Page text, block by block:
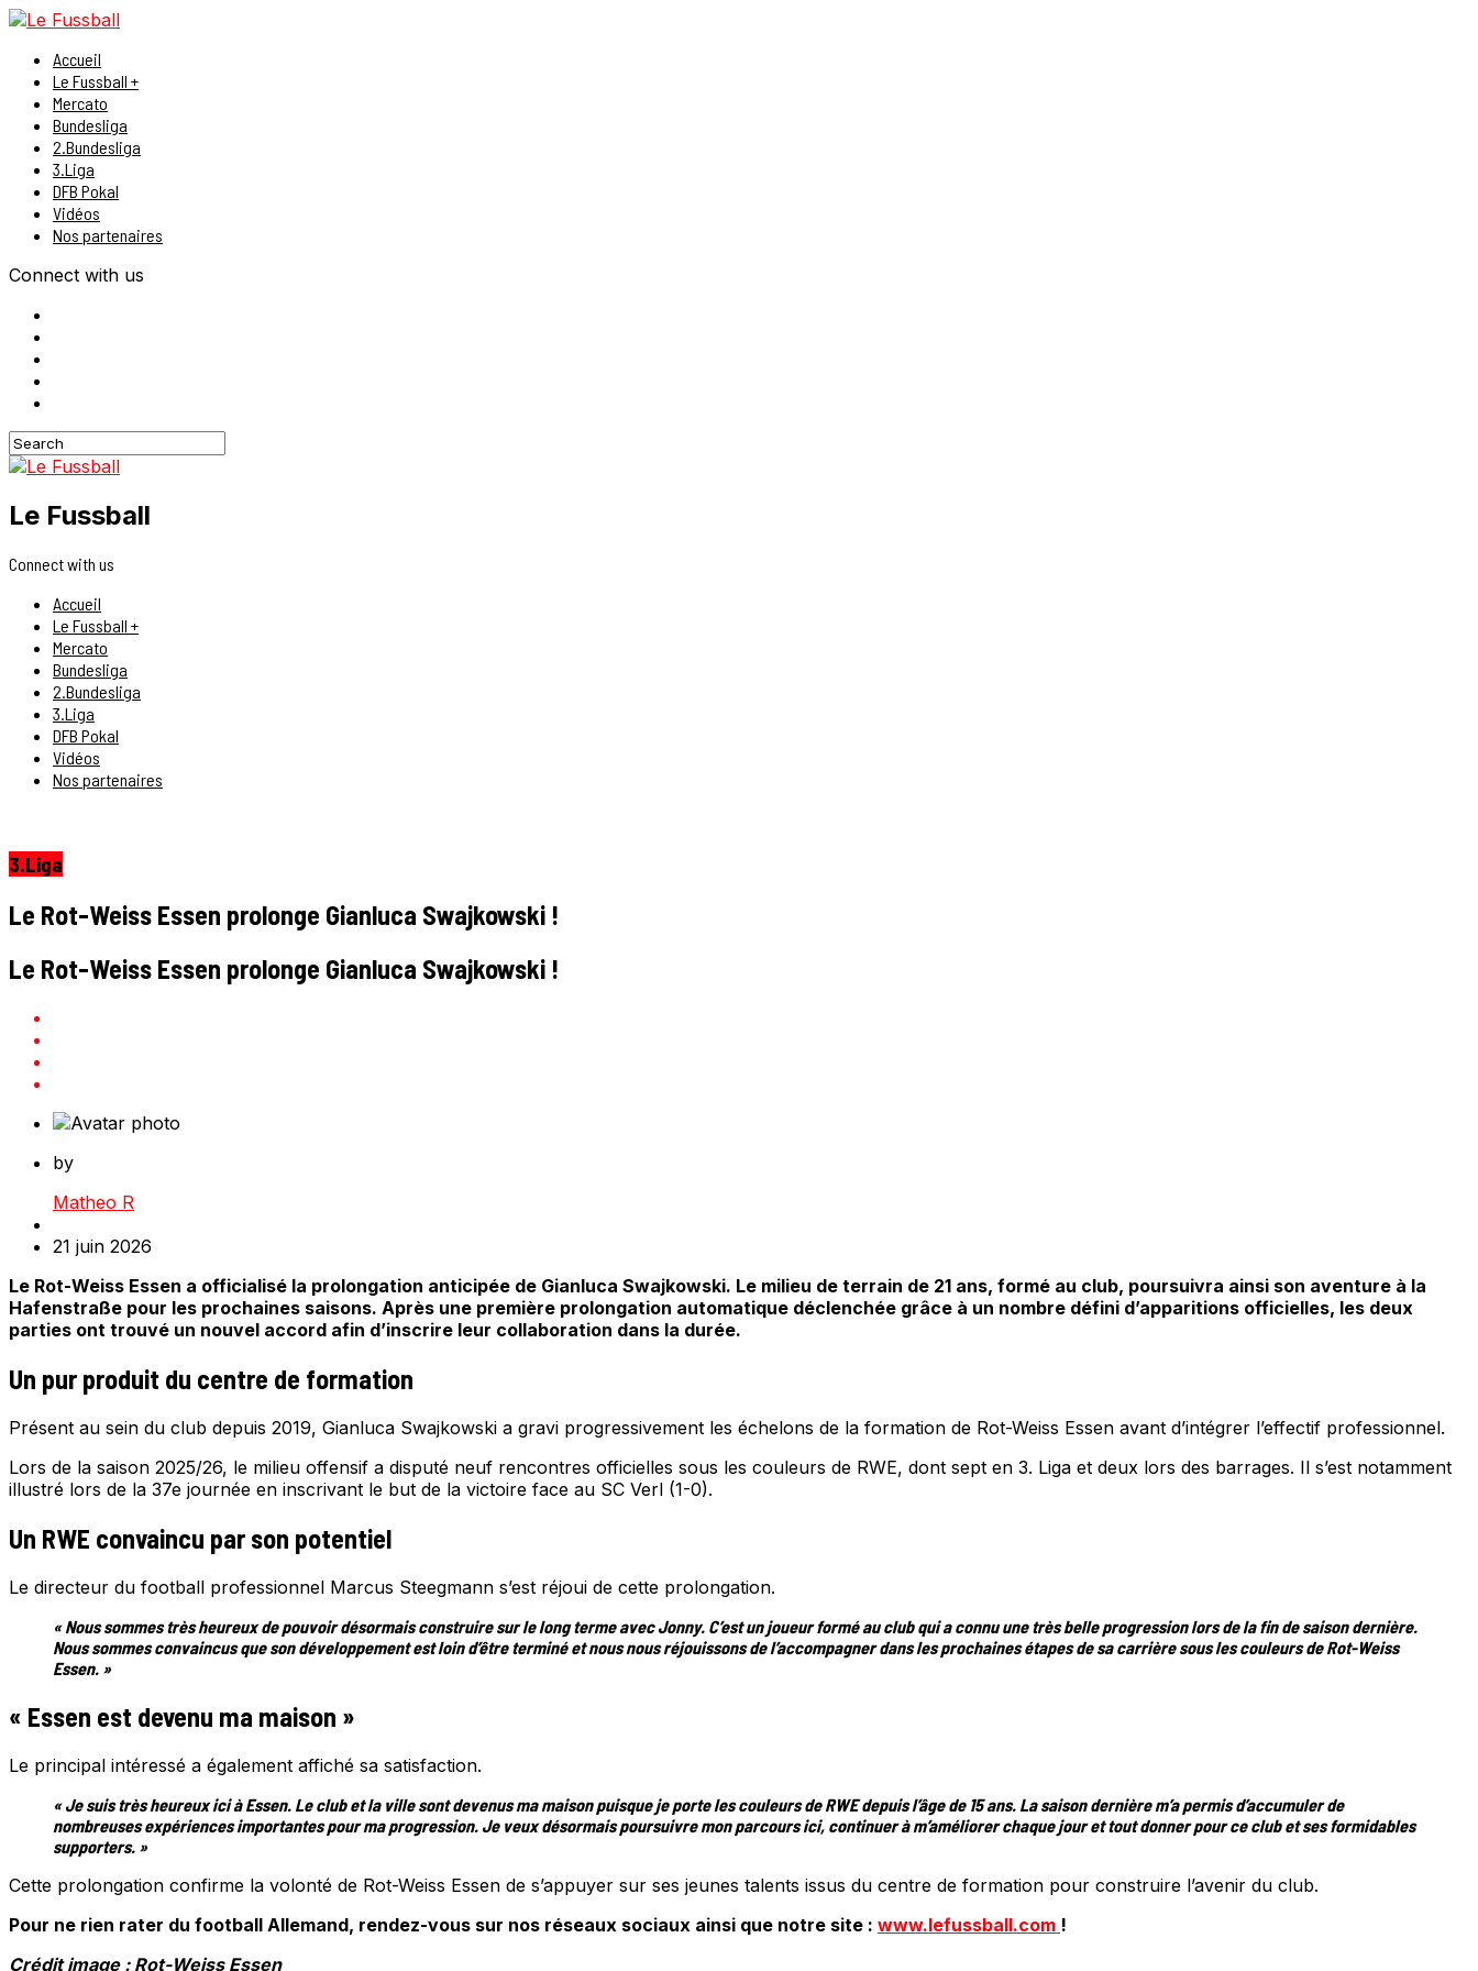
Accueil
Le Fussball +
Mercato
Bundesliga
2.Bundesliga
3.Liga
DFB Pokal
Vidéos
Nos partenaires
Connect with us
Le Fussball
Connect with us
Accueil
Le Fussball +
Mercato
Bundesliga
2.Bundesliga
3.Liga
DFB Pokal
Vidéos
Nos partenaires
3.Liga
Le Rot-Weiss Essen prolonge Gianluca Swajkowski !
Le Rot-Weiss Essen prolonge Gianluca Swajkowski !
by
Matheo R
21 juin 2026
Le Rot-Weiss Essen a officialisé la prolongation anticipée de Gianluca Swajkowski. Le milieu de terrain de 21 ans, formé au club, poursuivra ainsi son aventure à la
Hafenstraße pour les prochaines saisons. Après une première prolongation automatique déclenchée grâce à un nombre défini d’apparitions officielles, les deux
parties ont trouvé un nouvel accord afin d’inscrire leur collaboration dans la durée.
Un pur produit du centre de formation
Présent au sein du club depuis 2019, Gianluca Swajkowski a gravi progressivement les échelons de la formation de Rot-Weiss Essen avant d’intégrer l’effectif professionnel.
Lors de la saison 2025/26, le milieu offensif a disputé neuf rencontres officielles sous les couleurs de RWE, dont sept en 3. Liga et deux lors des barrages. Il s’est notamment
illustré lors de la 37e journée en inscrivant le but de la victoire face au SC Verl (1-0).
Un RWE convaincu par son potentiel
Le directeur du football professionnel Marcus Steegmann s’est réjoui de cette prolongation.
« Nous sommes très heureux de pouvoir désormais construire sur le long terme avec Jonny. C’est un joueur formé au club qui a connu une très belle progression lors de la fin de saison dernière.
Nous sommes convaincus que son développement est loin d’être terminé et nous nous réjouissons de l’accompagner dans les prochaines étapes de sa carrière sous les couleurs de Rot-Weiss
Essen. »
« Essen est devenu ma maison »
Le principal intéressé a également affiché sa satisfaction.
« Je suis très heureux ici à Essen. Le club et la ville sont devenus ma maison puisque je porte les couleurs de RWE depuis l’âge de 15 ans. La saison dernière m’a permis d’accumuler de
nombreuses expériences importantes pour ma progression. Je veux désormais poursuivre mon parcours ici, continuer à m’améliorer chaque jour et tout donner pour ce club et ses formidables
supporters. »
Cette prolongation confirme la volonté de Rot-Weiss Essen de s’appuyer sur ses jeunes talents issus du centre de formation pour construire l’avenir du club.
Pour ne rien rater du football Allemand, rendez-vous sur nos réseaux sociaux ainsi que notre site : www.lefussball.com !
Crédit image : Rot-Weiss Essen